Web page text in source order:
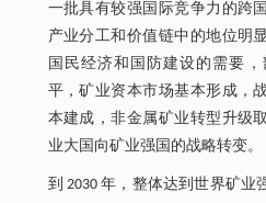
一批具有较强国际竞争力的跨
产业分工和价值链中的地位明
国民经济和国防建设的需要
平，矿业资本市场基本形成，
本建成，非金属矿业转型升级
业大国向矿业强国的战略转变。
到 2030 年，整体达到世界矿业